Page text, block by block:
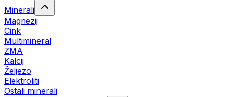
Minerali
Magnezij
Cink
Multimineral
ZMA
Kalcij
Željezo
Elektroliti
Ostali minerali